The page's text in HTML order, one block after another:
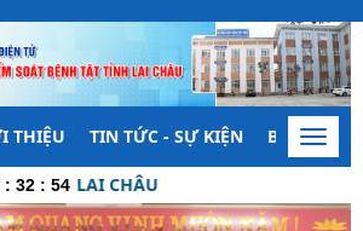
THIỆU TIN TỨC - SỰ KIỆN BẢO VỆ
: 32 : 54
TỈNH LAI CHÂU